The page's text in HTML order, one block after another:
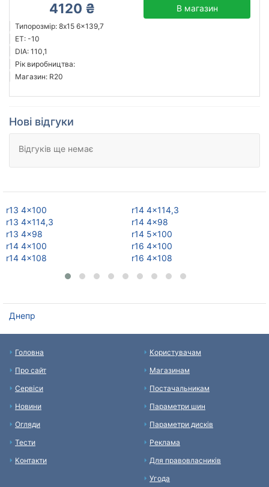
4120 ₴ В магазин
Типорозмір: 8x15 6x139,7
ET: -10
DIA: 110,1
Рік виробництва:
Магазин: R20
Нові відгуки
Відгуків ще немає
r13 4x100
r13 4x114,3
r13 4x98
r14 4x100
r14 4x108
r14 4x114,3
r14 4x98
r14 5x100
r16 4x100
r16 4x108
Днепр
Головна
Про сайт
Сервіси
Новини
Огляди
Тести
Контакти
Користувачам
Магазинам
Постачальникам
Параметри шин
Параметри дисків
Реклама
Для правовласників
Угода